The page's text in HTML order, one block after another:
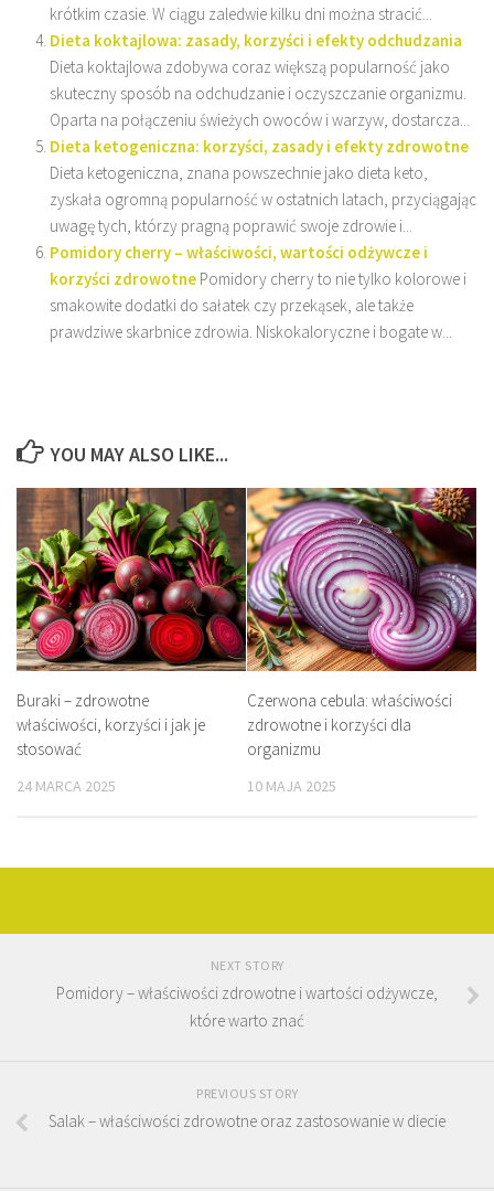
krótkim czasie. W ciągu zaledwie kilku dni można stracić...
Dieta koktajlowa: zasady, korzyści i efekty odchudzania
Dieta koktajlowa zdobywa coraz większą popularność jako
skuteczny sposób na odchudzanie i oczyszczanie organizmu.
Oparta na połączeniu świeżych owoców i warzyw, dostarcza...
Dieta ketogeniczna: korzyści, zasady i efekty zdrowotne
Dieta ketogeniczna, znana powszechnie jako dieta keto,
zyskała ogromną popularność w ostatnich latach, przyciągając
uwagę tych, którzy pragną poprawić swoje zdrowie i...
Pomidory cherry – właściwości, wartości odżywcze i
korzyści zdrowotne Pomidory cherry to nie tylko kolorowe i
smakowite dodatki do sałatek czy przekąsek, ale także
prawdziwe skarbnice zdrowia. Niskokaloryczne i bogate w...
YOU MAY ALSO LIKE...
Buraki – zdrowotne
właściwości, korzyści i jak je
stosować
24 MARCA 2025
Czerwona cebula: właściwości
zdrowotne i korzyści dla
organizmu
10 MAJA 2025
NEXT STORY
Pomidory – właściwości zdrowotne i wartości odżywcze,
które warto znać
PREVIOUS STORY
Salak – właściwości zdrowotne oraz zastosowanie w diecie